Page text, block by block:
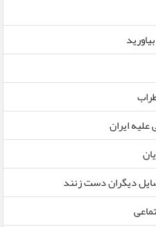
علیه ایران
دیگران دست زنند